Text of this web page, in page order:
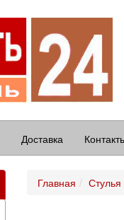
Доставка
Главная Стулья